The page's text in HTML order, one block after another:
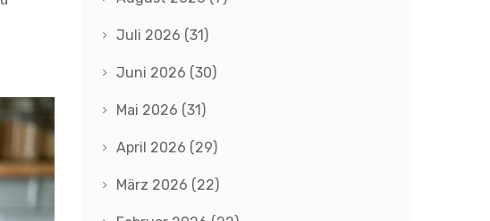
Juli 2026 (31)
Juni 2026 (30)
Mai 2026 (31)
April 2026 (29)
März 2026 (22)